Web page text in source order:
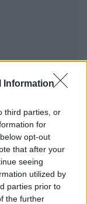
Information
third parties, or
for
opt-out
that after your
seeing
utilized by
parties prior to
the further